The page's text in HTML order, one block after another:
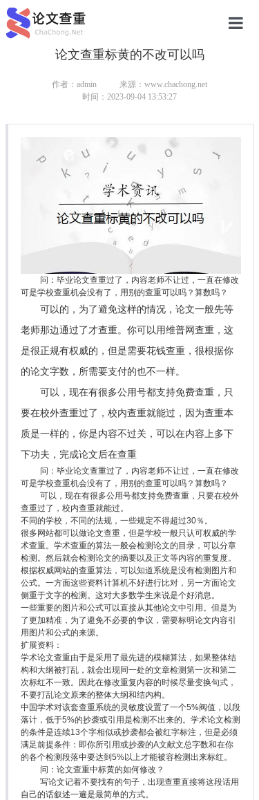
论文查重标黄的不改可以吗
作者：admin
来源：www.chachong.net
时间：2023-09-04 13:53:27
问：毕业论文查重过了，内容老师不让过，一直在修改
可是学校查重机会没有了，用别的查重可以吗？算数吗？
可以的，为了避免这样的情况，论文一般先等
老师那边通过了才查重。你可以用维普网查重，这
是很正规有权威的，但是需要花钱查重，很根据你
的论文字数，所需要支付的也不一样。
可以，现在有很多公用号都支持免费查重，只
要在校外查重过了，校内查重就能过，因为查重本
质是一样的，你是内容不过关，可以在内容上多下
下功夫，完成论文后在查重
问：毕业论文查重过了，内容老师不让过，一直在修改
可是学校查重机会没有了，用别的查重可以吗？算数吗？
可以，现在有很多公用号都支持免费查重，只要在校外
查重过了，校内查重就能过。
不同的学校，不同的法规，一些规定不得超过30％。
很多网站都可以做论文查重，但是学校一般只认可权威的学
术查重。学术查重的算法一般会检测论文的目录，可以分章
检测。然后就会检测论文的摘要以及正文等内容的重复度。
根据权威网站的查重算法，可以知道系统是没有检测图片和
公式。一方面这些资料计算机不好进行比对，另一方面论文
侧重于文字的检测。这对大多数学生来说是个好消息。
一些重要的图片和公式可以直接从其他论文中引用。但是为
了更加精准，为了避免不必要的争议，需要标明论文内容引
用图片和公式的来源。
扩展资料：
学术论文查重由于是采用了最先进的模糊算法，如果整体结
构和大纲被打乱，就会出现同一处的文章检测第一次和第二
次标红不一致。因此在修改重复内容的时候尽量变换句式，
不要打乱论文原来的整体大纲和结内构。
中国学术对该套查重系统的灵敏度设置了一个5%阀值，以段
落计，低于5%的抄袭或引用是检测不出来的。学术论文检测
的条件是连续13个字相似或抄袭都会被红字标注，但是必须
满足前提条件：即你所引用或抄袭的A文献文总字数和在你
的各个检测段落中要达到5%以上才能被容检测出来标红。
问：论文查重中标黄的如何修改？
写论文记着不要找有的句子，出现查重直接将这段话用
自己的话叙述一遍是最简单的方式。